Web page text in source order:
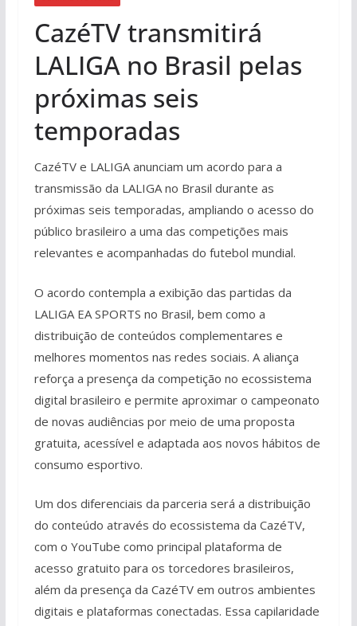
CazéTV transmitirá
LALIGA no Brasil pelas
próximas seis
temporadas
CazéTV e LALIGA anunciam um acordo para a
transmissão da LALIGA no Brasil durante as
próximas seis temporadas, ampliando o acesso do
público brasileiro a uma das competições mais
relevantes e acompanhadas do futebol mundial.
O acordo contempla a exibição das partidas da
LALIGA EA SPORTS no Brasil, bem como a
distribuição de conteúdos complementares e
melhores momentos nas redes sociais. A aliança
reforça a presença da competição no ecossistema
digital brasileiro e permite aproximar o campeonato
de novas audiências por meio de uma proposta
gratuita, acessível e adaptada aos novos hábitos de
consumo esportivo.
Um dos diferenciais da parceria será a distribuição
do conteúdo através do ecossistema da CazéTV,
com o YouTube como principal plataforma de
acesso gratuito para os torcedores brasileiros,
além da presença da CazéTV em outros ambientes
digitais e plataformas conectadas. Essa capilaridade